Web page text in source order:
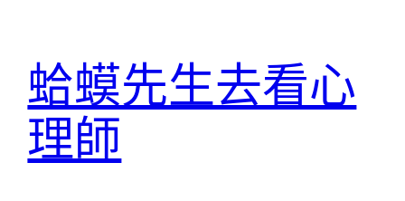
蛤蟆先生去看心
理師